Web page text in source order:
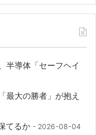
半導体「セーフヘイ
最大の勝者」が抱え
てるか 2026-08-04